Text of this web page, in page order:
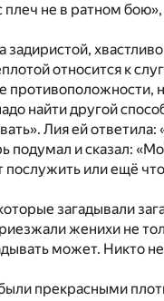
плеч не в ратном
относится к
противоположности,
найти другой
Лия ей ответила:
подумал и сказал:
послужить или ещё
загадывали
женихи не
может. Никто
прекрасными